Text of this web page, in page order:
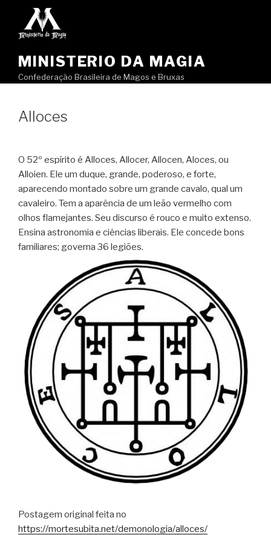
MINISTERIO DA MAGIA
Confederação Brasileira de Magos e Bruxas
Alloces
O 52º espírito é Alloces, Allocer, Allocen, Aloces, ou
Alloien. Ele um duque, grande, poderoso, e forte,
aparecendo montado sobre um grande cavalo, qual um
cavaleiro. Tem a aparência de um leão vermelho com
olhos flamejantes. Seu discurso é rouco e muito extenso.
Ensina astronomia e ciências liberais. Ele concede bons
familiares; governa 36 legiões.
Postagem original feita no
https://mortesubita.net/demonologia/alloces/